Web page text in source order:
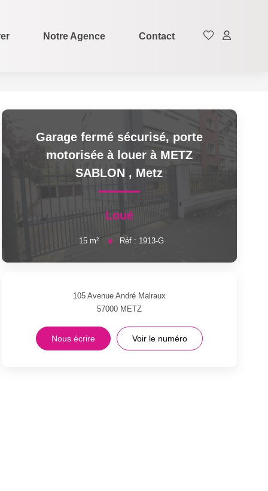
Notre Agence Contact
Garage fermé sécurisé, porte
motorisée à louer à METZ
SABLON , Metz
Loué
15m² Réf : 1913-G
105 Avenue André Malraux
57000 METZ
Nous écrire Voir le numéro